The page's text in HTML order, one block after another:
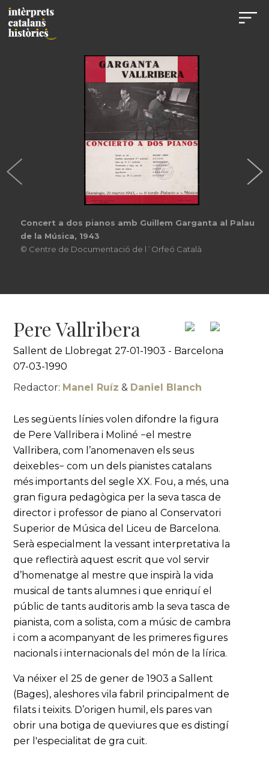
Concert a dos pianos amb Guillem Garganta al Palau
de la Música, 1943
© Centre de Documentació de l´Orfeó Català
Pere Vallribera
Sallent de Llobregat 27-01-1903 - Barcelona
07-03-1990
Redactor: Manel Ruíz & Daniel Blanch
Les següents línies volen difondre la figura
de Pere Vallribera i Moliné −el mestre
Vallribera, com l’anomenaven els seus
deixebles− com un dels pianistes catalans
més importants del segle XX. Fou, a més, una
gran figura pedagògica per la seva tasca de
director i professor de piano al Conservatori
Superior de Música del Liceu de Barcelona.
Serà especialment la vessant interpretativa la
que reflectirà aquest escrit que vol servir
d’homenatge al mestre que inspirà la vida
musical de tants alumnes i que enriquí el
públic de tants auditoris amb la seva tasca de
pianista, com a solista, com a músic de cambra
i com a acompanyant de les primeres figures
nacionals i internacionals del món de la lírica.
Va néixer el 25 de gener de 1903 a Sallent
(Bages), aleshores vila fabril principalment de
filats i teixits. D’origen humil, els pares van
obrir una botiga de queviures que es distingí
per l'especialitat de gra cuit.